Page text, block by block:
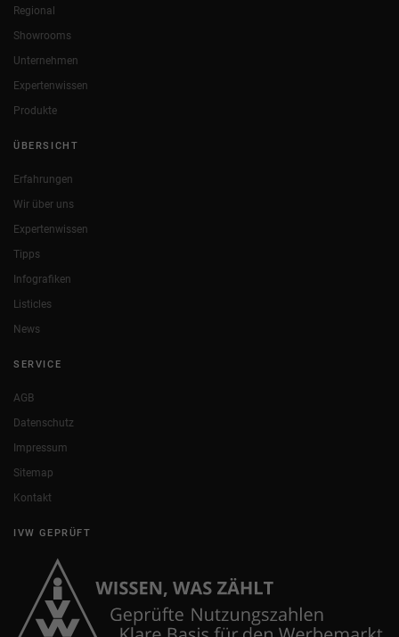
Regional
Showrooms
Unternehmen
Expertenwissen
Produkte
ÜBERSICHT
Erfahrungen
Wir über uns
Expertenwissen
Tipps
Infografiken
Listicles
News
SERVICE
AGB
Datenschutz
Impressum
Sitemap
Kontakt
IVW GEPRÜFT